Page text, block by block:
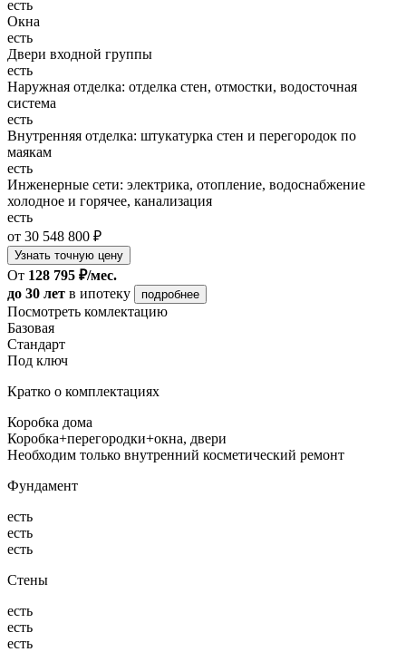
есть
Окна
есть
Двери входной группы
есть
Наружная отделка: отделка стен, отмостки, водосточная
система
есть
Внутренняя отделка: штукатурка стен и перегородок по
маякам
есть
Инженерные сети: электрика, отопление, водоснабжение
холодное и горячее, канализация
есть
от 30 548 800 ₽
Узнать точную цену
От 128 795 ₽/мес.
до 30 лет в ипотеку подробнее
Посмотреть комлектацию
Базовая
Стандарт
Под ключ
Кратко о комплектациях
Коробка дома
Коробка+перегородки+окна, двери
Необходим только внутренний косметический ремонт
Фундамент
есть
есть
есть
Стены
есть
есть
есть